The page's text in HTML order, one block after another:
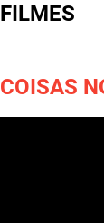
FILMES
COISAS